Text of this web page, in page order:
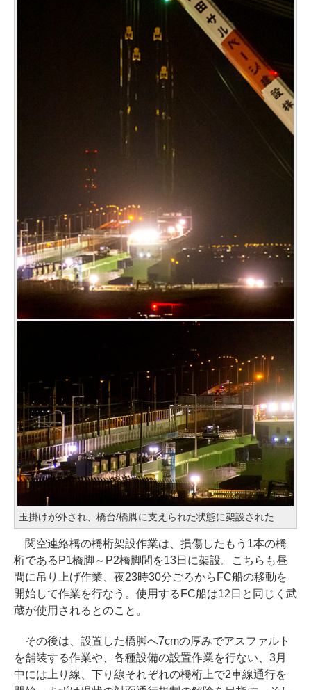
玉掛けが外され、橋台/橋脚に支えられた状態に架設された
関空連絡橋の橋桁架設作業は、損傷したもう1本の橋
桁であるP1橋脚～P2橋脚間を13日に架設。こちらも昼
間に吊り上げ作業、夜23時30分ごろからFC船の移動を
開始して作業を行なう。使用するFC船は12日と同じく武
蔵が使用されるとのこと。
その後は、設置した橋脚へ7cmの厚みでアスファルト
を舗装する作業や、各種設備の設置作業を行ない、3月
中には上り線、下り線それぞれの橋桁上で2車線通行を